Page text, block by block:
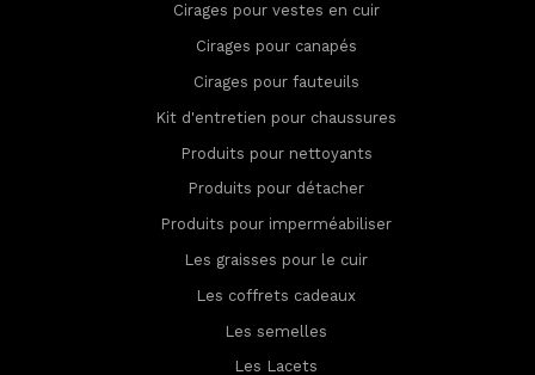
Cirages pour vestes en cuir
Cirages pour canapés
Cirages pour fauteuils
Kit d'entretien pour chaussures
Produits pour nettoyants
Produits pour détacher
Produits pour imperméabiliser
Les graisses pour le cuir
Les coffrets cadeaux
Les semelles
Les Lacets